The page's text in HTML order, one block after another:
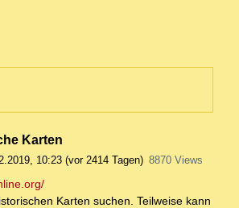
Karten
10:23 (vor 2414 Tagen) 8870 Views
Karten suchen. Teilweise kann